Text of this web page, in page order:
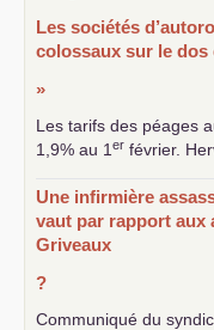
Les sociétés
colossaux sur le
»
Les tarifs des péages
1,9% au 1 er février.
Une infirmière
vaut par rapport aux
Griveaux
?
Communiqué du